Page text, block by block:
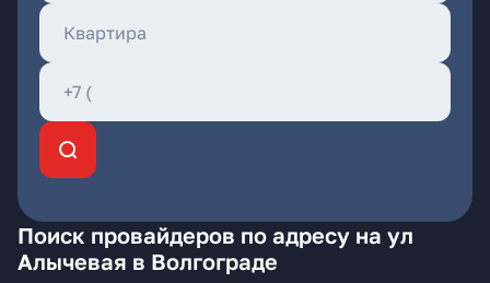
Поиск провайдеров по адресу на ул
Алычевая в Волгограде